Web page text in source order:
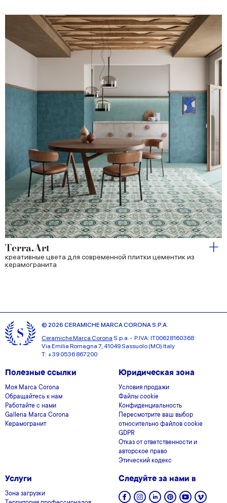
Terra.Art
креативные цвета для современной плитки цементик из
керамогранита
© 2026 CERAMICHE MARCA CORONA S.P.A.
Ceramiche Marca Corona S.p.a. - P.IVA: IT00628160368
Via Emilia Romagna 7, 41049 Sassuolo (MO) Italy
T: +39 0536 867200
Полезные ссылки
Моя Marca Corona
Обращайтесь к нам
Работайте с нами
Galleria Marca Corona
Керамогранит
Юридическая зона
Условия продажи
Файлы cookie
Конфиденциальность
Пересмотрите ваш выбор
относительно файлов cookie
GDPR
Отказ от ответственности и
авторское право
Этический кодекс
Услуги
Зона загрузки
Следуйте за нами в